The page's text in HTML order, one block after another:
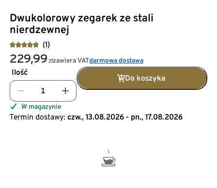
Dwukolorowy zegarek ze stali
nierdzewnej
(1)
229,99 złzawiera VATdarmowa dostawa
Ilość
Do koszyka
W magazynie
Termin dostawy: czw., 13.08.2026 - pn., 17.08.2026